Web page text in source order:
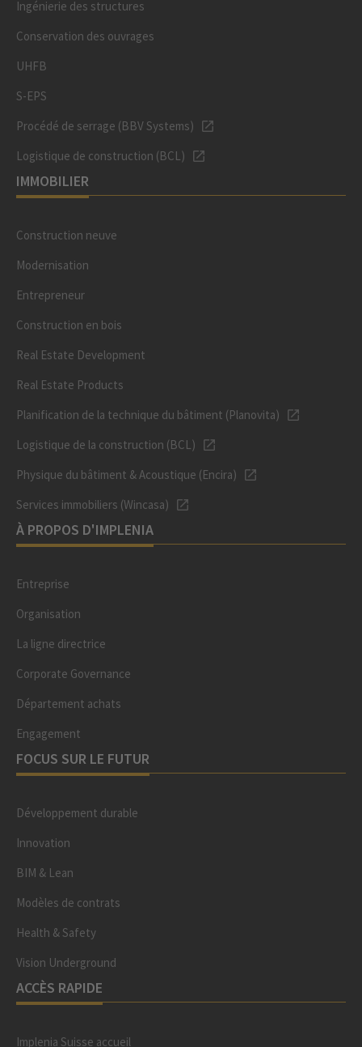
Ingénierie des structures
Conservation des ouvrages
UHFB
S-EPS
Procédé de serrage (BBV Systems)
Logistique de construction (BCL)
IMMOBILIER
Construction neuve
Modernisation
Entrepreneur
Construction en bois
Real Estate Development
Real Estate Products
Planification de la technique du bâtiment (Planovita)
Logistique de la construction (BCL)
Physique du bâtiment & Acoustique (Encira)
Services immobiliers (Wincasa)
À PROPOS D'IMPLENIA
Entreprise
Organisation
La ligne directrice
Corporate Governance
Département achats
Engagement
FOCUS SUR LE FUTUR
Développement durable
Innovation
BIM & Lean
Modèles de contrats
Health & Safety
Vision Underground
ACCÈS RAPIDE
Implenia Suisse accueil